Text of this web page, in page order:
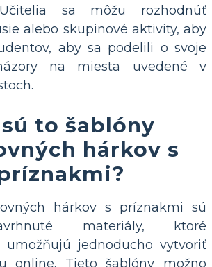
sa môžu rozhodnúť
alebo skupinové aktivity, aby
aby sa podelili o svoje
na miesta uvedené v
sú to šablóny
hárkov s
hárkov s príznakmi sú
materiály, ktoré
umožňujú jednoducho vytvoriť
online. Tieto šablóny možno